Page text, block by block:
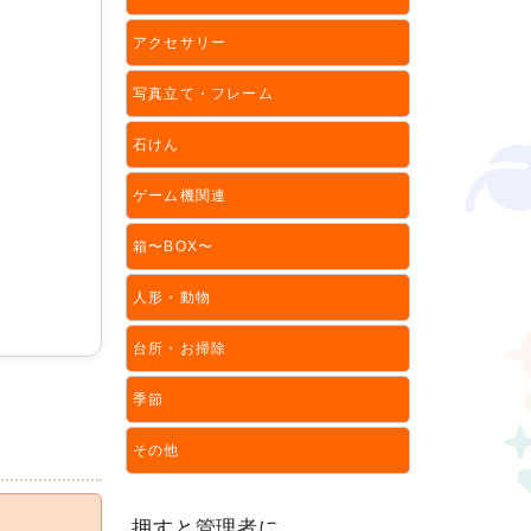
アクセサリー
写真立て・フレーム
石けん
ゲーム機関連
箱〜BOX〜
人形・動物
台所・お掃除
季節
その他